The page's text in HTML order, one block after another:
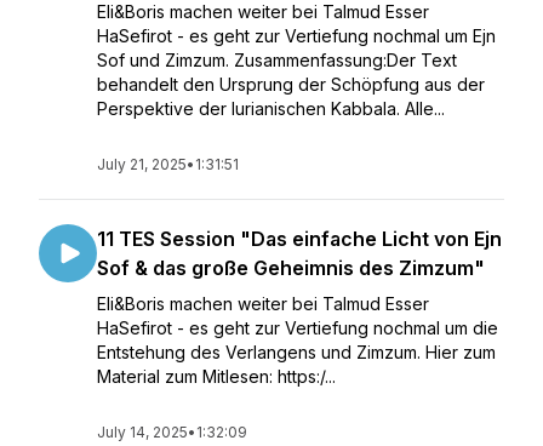
Eli&Boris machen weiter bei Talmud Esser
HaSefirot - es geht zur Vertiefung nochmal um Ejn
Sof und Zimzum. Zusammenfassung:Der Text
behandelt den Ursprung der Schöpfung aus der
Perspektive der lurianischen Kabbala. Alle...
July 21, 2025• 1:31:51
11 TES Session "Das einfache Licht von Ejn
Sof & das große Geheimnis des Zimzum"
Eli&Boris machen weiter bei Talmud Esser
HaSefirot - es geht zur Vertiefung nochmal um die
Entstehung des Verlangens und Zimzum. Hier zum
Material zum Mitlesen: https:/...
July 14, 2025• 1:32:09